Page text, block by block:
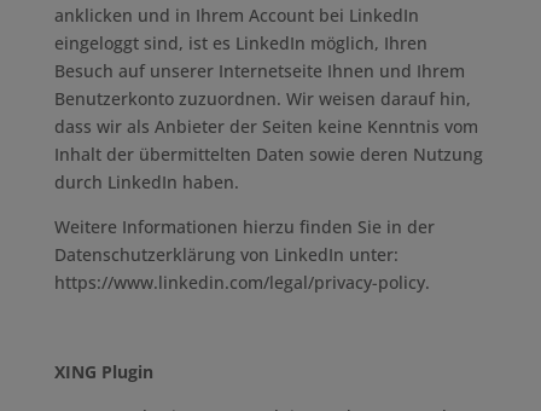
anklicken und in Ihrem Account bei LinkedIn
eingeloggt sind, ist es LinkedIn möglich, Ihren
Besuch auf unserer Internetseite Ihnen und Ihrem
Benutzerkonto zuzuordnen. Wir weisen darauf hin,
dass wir als Anbieter der Seiten keine Kenntnis vom
Inhalt der übermittelten Daten sowie deren Nutzung
durch LinkedIn haben.
Weitere Informationen hierzu finden Sie in der
Datenschutzerklärung von LinkedIn unter:
https://www.linkedin.com/legal/privacy-policy.
XING Plugin